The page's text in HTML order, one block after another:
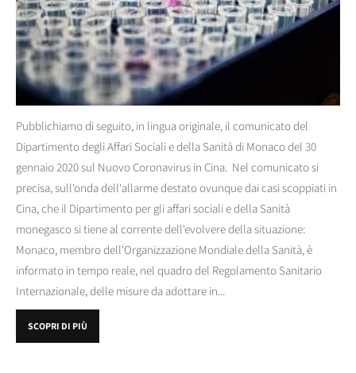
Pubblichiamo di seguito, in lingua originale, il comunicato del
Dipartimento degli Affari Sociali e della Sanità di Monaco del 30
gennaio 2020 sul Nuovo Coronavirus in Cina. Nel comunicato si
precisa, sull'onda dell'allarme destato ovunque dai casi scoppiati in
Cina, che il Dipartimento per gli affari sociali e della Sanità
monegasco si tiene al corrente dell'evolvere della situazione:
Monaco, membro dell'Organizzazione Mondiale della Sanità, è
informato in tempo reale, nel quadro del Regolamento Sanitario
Internazionale, delle misure da adottare in...
SCOPRI DI PIÙ